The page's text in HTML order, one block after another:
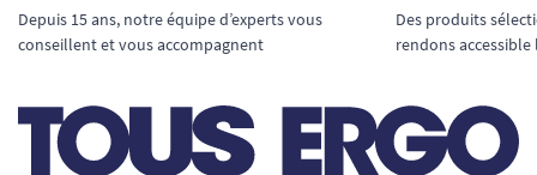
Depuis 15 ans, notre équipe d’experts vous
conseillent et vous accompagnent
Des produits
rendons